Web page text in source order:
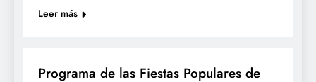
Leer más
Programa de las Fiestas Populares de